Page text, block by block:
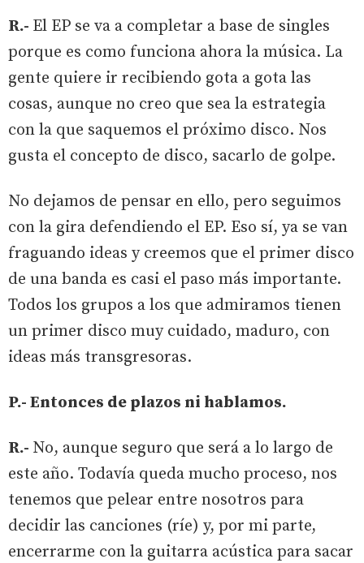
R.- El EP se va a completar a base de singles
porque es como funciona ahora la música. La
gente quiere ir recibiendo gota a gota las
cosas, aunque no creo que sea la estrategia
con la que saquemos el próximo disco. Nos
gusta el concepto de disco, sacarlo de golpe.
No dejamos de pensar en ello, pero seguimos
con la gira defendiendo el EP. Eso sí, ya se van
fraguando ideas y creemos que el primer disco
de una banda es casi el paso más importante.
Todos los grupos a los que admiramos tienen
un primer disco muy cuidado, maduro, con
ideas más transgresoras.
P.- Entonces de plazos ni hablamos.
R.- No, aunque seguro que será a lo largo de
este año. Todavía queda mucho proceso, nos
tenemos que pelear entre nosotros para
decidir las canciones (ríe) y, por mi parte,
encerrarme con la guitarra acústica para sacar